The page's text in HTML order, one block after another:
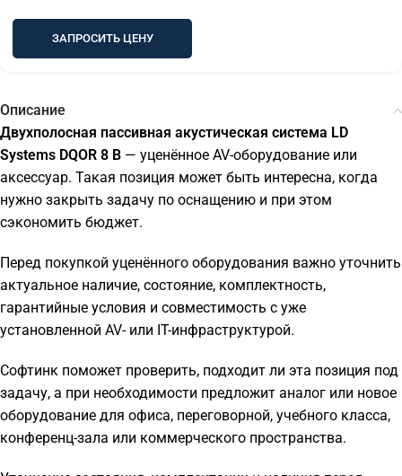
ЗАПРОСИТЬ ЦЕНУ
Описание
Двухполосная пассивная акустическая система LD
Systems DQOR 8 B — уценённое AV-оборудование или
аксессуар. Такая позиция может быть интересна, когда
нужно закрыть задачу по оснащению и при этом
сэкономить бюджет.
Перед покупкой уценённого оборудования важно уточнить
актуальное наличие, состояние, комплектность,
гарантийные условия и совместимость с уже
установленной AV- или IT-инфраструктурой.
Софтинк поможет проверить, подходит ли эта позиция под
задачу, а при необходимости предложит аналог или новое
оборудование для офиса, переговорной, учебного класса,
конференц-зала или коммерческого пространства.